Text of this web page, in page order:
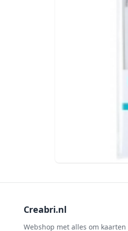
Creabri.nl
Webshop met alles om kaarten